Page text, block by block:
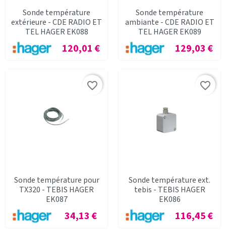
Sonde température
extérieure - CDE RADIO ET
TEL HAGER EK088
Prix
120,01 €
Sonde température
ambiante - CDE RADIO ET
TEL HAGER EK089
Prix
129,03 €
Sonde température pour
TX320 - TEBIS HAGER
EK087
Prix
34,13 €
favorite_border
Sonde température ext.
tebis - TEBIS HAGER
EK086
Prix
116,45 €
favorite_border